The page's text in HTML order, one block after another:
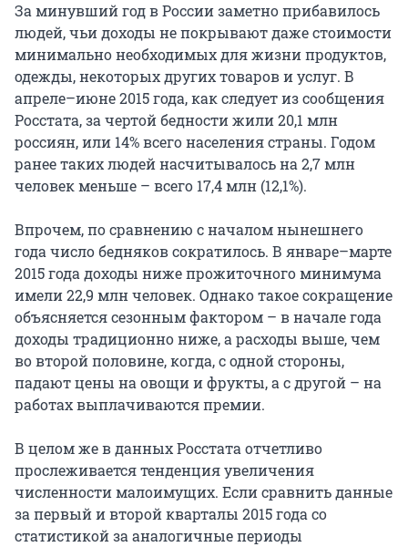
За минувший год в России заметно прибавилось
людей, чьи доходы не покрывают даже стоимости
минимально необходимых для жизни продуктов,
одежды, некоторых других товаров и услуг. В
апреле–июне 2015 года, как следует из сообщения
Росстата, за чертой бедности жили 20,1 млн
россиян, или 14% всего населения страны. Годом
ранее таких людей насчитывалось на 2,7 млн
человек меньше – всего 17,4 млн (12,1%).
Впрочем, по сравнению с началом нынешнего
года число бедняков сократилось. В январе–марте
2015 года доходы ниже прожиточного минимума
имели 22,9 млн человек. Однако такое сокращение
объясняется сезонным фактором – в начале года
доходы традиционно ниже, а расходы выше, чем
во второй половине, когда, с одной стороны,
падают цены на овощи и фрукты, а с другой – на
работах выплачиваются премии.
В целом же в данных Росстата отчетливо
прослеживается тенденция увеличения
численности малоимущих. Если сравнить данные
за первый и второй кварталы 2015 года со
статистикой за аналогичные периоды